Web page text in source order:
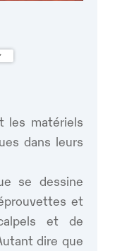
les matériels
dans leurs
se dessine
et
et de
dire que